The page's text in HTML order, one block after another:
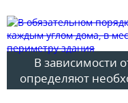
В зависимости
определяют